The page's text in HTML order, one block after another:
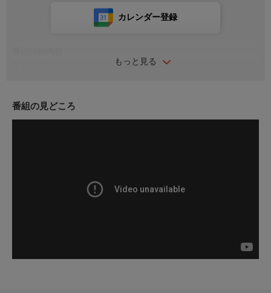
もっと見る
カレンダー登録
の残酷な興隆と衰退を浮き彫りにし、血の見世物がローマの権力
や社会、文化、そして人々のアイデンティティーをいかに形作っ
西暦80年、皇帝ティトゥスはコロッセオの開場を100日に及ぶ競
技で祝った。剣闘士競技や野獣狩りが行われ、その中心にいたの
激化。ローマの象徴であるコロッセオは、今も栄光の陰にある暴
番組の見どころ